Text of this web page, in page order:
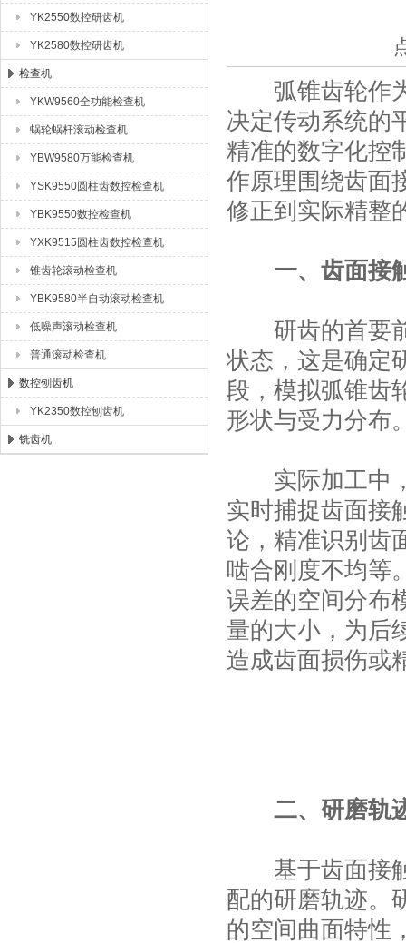
成都众合格尔机床有限公司
YK2550数控研齿机
YK2580数控研齿机
检查机
YKW9560全功能检查机
蜗轮蜗杆滚动检查机
YBW9580万能检查机
YSK9550圆柱齿数控检查机
YBK9550数控检查机
YXK9515圆柱齿数控检查机
锥齿轮滚动检查机
YBK9580半自动滚动检查机
低噪声滚动检查机
普通滚动检查机
数控刨齿机
YK2350数控刨齿机
铣齿机
弧锥齿轮作为
决定传动系统的
精准的数字化控
作原理围绕齿面
修正到实际精整
一、齿面接
研齿的首要前
状态，这是确定
段，模拟弧锥齿
形状与受力分布
实际加工中，
实时捕捉齿面接
论，精准识别齿
啮合刚度不均等
误差的空间分布
量的大小，为后
造成齿面损伤或
二、研磨轨
基于齿面接触
配的研磨轨迹。
的空间曲面特性